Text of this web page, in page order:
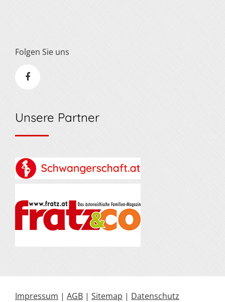
Folgen Sie uns
Unsere Partner
Impressum | AGB | Sitemap | Datenschutz